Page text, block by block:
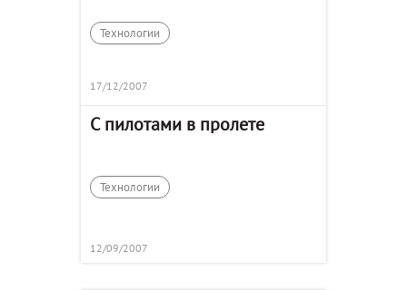
Технологии
17/12/2007
С пилотами в пролете
Технологии
12/09/2007